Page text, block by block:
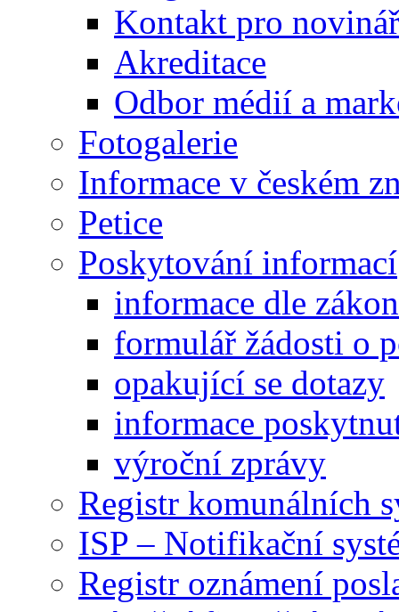
Kontakt pro
Akreditace
Odbor médií a
Fotogalerie
Informace v českém
Petice
Poskytování informací
informace dle
formulář žádosti o
opakující se dotazy
informace
výroční zprávy
Registr komunálních
ISP – Notifikační
Registr oznámení